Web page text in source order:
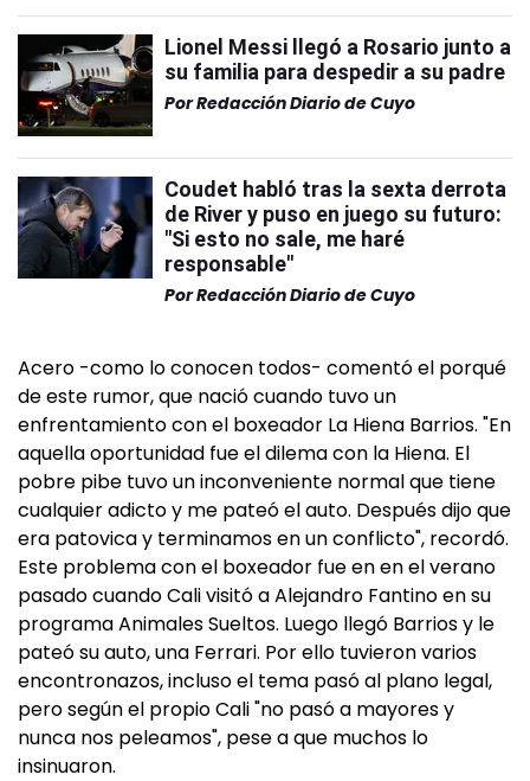
Lionel Messi llegó a Rosario junto a
su familia para despedir a su padre
PorRedacción Diario de Cuyo
Coudet habló tras la sexta derrota
de River y puso en juego su futuro:
"Si esto no sale, me haré
responsable"
PorRedacción Diario de Cuyo
Acero -como lo conocen todos- comentó el porqué
de este rumor, que nació cuando tuvo un
enfrentamiento con el boxeador La Hiena Barrios. "En
aquella oportunidad fue el dilema con la Hiena. El
pobre pibe tuvo un inconveniente normal que tiene
cualquier adicto y me pateó el auto. Después dijo que
era patovica y terminamos en un conflicto", recordó.
Este problema con el boxeador fue en en el verano
pasado cuando Cali visitó a Alejandro Fantino en su
programa Animales Sueltos. Luego llegó Barrios y le
pateó su auto, una Ferrari. Por ello tuvieron varios
encontronazos, incluso el tema pasó al plano legal,
pero según el propio Cali "no pasó a mayores y
nunca nos peleamos", pese a que muchos lo
insinuaron.